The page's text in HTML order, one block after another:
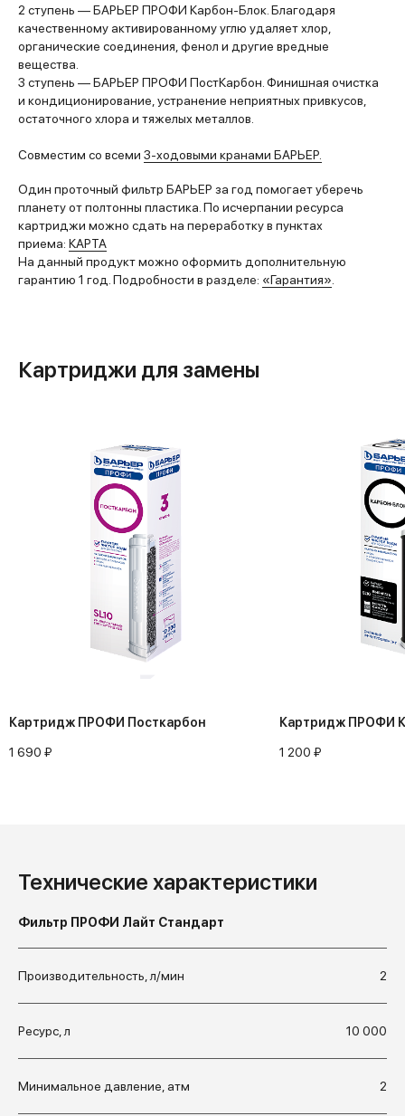
2 ступень — БАРЬЕР ПРОФИ Карбон-Блок. Благодаря
качественному активированному углю удаляет хлор,
органические соединения, фенол и другие вредные
вещества.
3 ступень — БАРЬЕР ПРОФИ ПостКарбон. Финишная очистка
и кондиционирование, устранение неприятных привкусов,
остаточного хлора и тяжелых металлов.
Совместим со всеми 3-ходовыми кранами БАРЬЕР.
Один проточный фильтр БАРЬЕР за год помогает уберечь
планету от полтонны пластика. По исчерпании ресурса
картриджи можно сдать на переработку в пунктах
приема: КАРТА
На данный продукт можно оформить дополнительную
гарантию 1 год. Подробности в разделе: «Гарантия»
Картриджи для замены
Картридж ПРОФИ Посткарбон
1 690 ₽
Картридж ПРОФИ
1 200 ₽
Технические характеристики
Фильтр ПРОФИ Лайт Стандарт
Производительность, л/мин 2
Ресурс, л 10 000
Минимальное давление, атм 2